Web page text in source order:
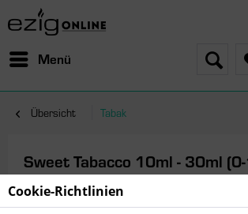
Menü
Übersicht Tabak
Sweet Tabacco 10ml - 30ml
Nikotin/ml)
Cookie-Richtlinien